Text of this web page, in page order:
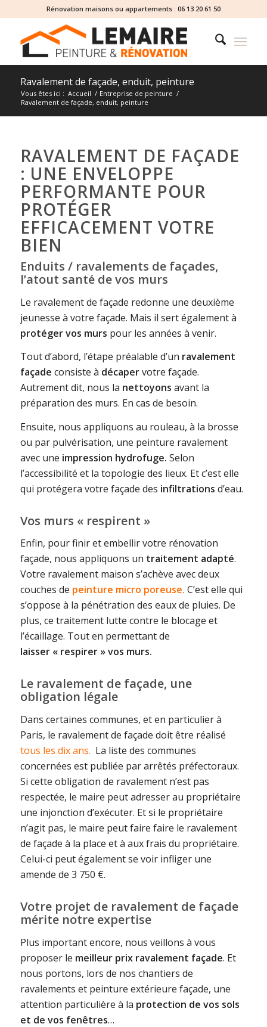
Rénovation maisons ou appartements : 06 13 20 61 50
Ravalement de façade, enduit, peinture
Vous êtes ici : Accueil / Entreprise de peinture /
Ravalement de façade, enduit, peinture
RAVALEMENT DE FAÇADE
: UNE ENVELOPPE
PERFORMANTE POUR
PROTÉGER
EFFICACEMENT VOTRE
BIEN
Enduits / ravalements de façades,
l’atout santé de vos murs
Le ravalement de façade redonne une deuxième
jeunesse à votre façade. Mais il sert également à
protéger vos murs pour les années à venir.
Tout d’abord, l’étape préalable d’un ravalement
façade consiste à décapervotre façade.
Autrement dit, nous la nettoyons avant la
préparation des murs. En cas de besoin.
Ensuite, nous appliquons au rouleau, à la brosse
ou par pulvérisation, une peinture ravalement
avec une impression hydrofuge. Selon
l’accessibilité et la topologie des lieux. Et c’est elle
qui protégera votre façade des infiltrations d’eau.
Vos murs « respirent »
Enfin, pour finir et embellir votre rénovation
façade, nous appliquons un traitement adapté.
Votre ravalement maison s’achève avec deux
couches de peinture micro poreuse. C’est elle qui
s’oppose à la pénétration des eaux de pluies. De
plus, ce traitement lutte contre le blocage et
l’écaillage. Tout en permettant de
laisser « respirer » vos murs.
Le ravalement de façade, une
obligation légale
Dans certaines communes, et en particulier à
Paris, le ravalement de façade doit être réalisé
tous les dix ans. La liste des communes
concernées est publiée par arrêtés préfectoraux.
Si cette obligation de ravalement n’est pas
respectée, le maire peut adresser au propriétaire
une injonction d’exécuter. Et si le propriétaire
n’agit pas, le maire peut faire faire le ravalement
de façade à la place et à aux frais du propriétaire.
Celui-ci peut également se voir infliger une
amende de 3 750 €.
Votre projet de ravalement de façade
mérite notre expertise
Plus important encore, nous veillons à vous
proposer le meilleur prix ravalement façade. Et
nous portons, lors de nos chantiers de
ravalements et peinture extérieure façade, une
attention particulière à la protection de vos sols
et de vos fenêtres…